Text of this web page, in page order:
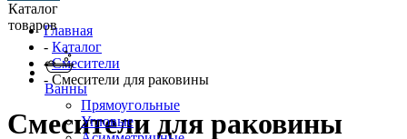
Каталог
товаров
Ванны
Прямоугольные
Угловые
Главная
- Каталог
-Смесители
- Смесители для раковины
Смесители для раковины